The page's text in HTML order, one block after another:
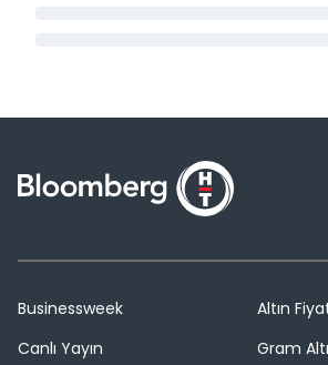
Businessweek
Canlı Yayın
Altın
Gram